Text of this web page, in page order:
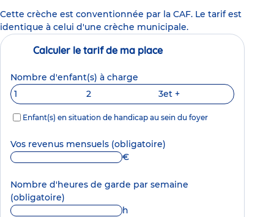
Cette crèche est conventionnée par la CAF. Le tarif est
identique à celui d'une crèche municipale.
Calculer le tarif de ma place
Nombre d'enfant(s) à charge
1
2 3et +
Enfant(s) en situation de handicap au sein du foyer
Vos revenus mensuels (obligatoire)
€
Nombre d'heures de garde par semaine
(obligatoire)
h